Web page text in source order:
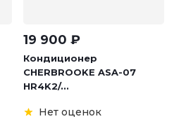
19 900 ₽
Кондиционер
CHERBROOKE ASA-07
HR4K2/...
Нет оценок